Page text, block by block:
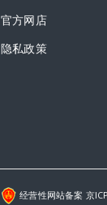
官方网店
隐私政策
经营性网站备案 京